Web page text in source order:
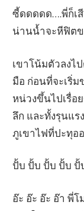
ซี้ดดดดด….พี่ก็เสี
น่านน้ำจะหีฟิต
เขาโน้มตัวลงไ
มือ ก่อนที่จะเริ่ม
หน่วงขึ้นไปเรื่อ
ลึก และทั้งรุนแ
ภูเขาไฟที่ปะทุอ
ปั้บ ปั้บ ปั้บ ปั้บ ปั้
อ๊ะ อ๊ะ อ๊ะ อ๊า พี่